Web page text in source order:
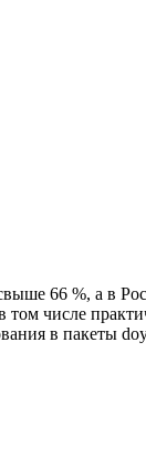
66 %, а в
числе
в пакеты